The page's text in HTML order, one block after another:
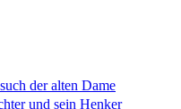
der alten Dame
und sein Henker